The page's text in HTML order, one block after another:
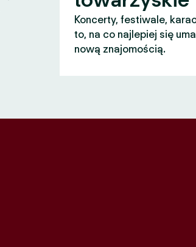
Koncerty, festiwale,
to, na co najlepiej się
nową znajomością.